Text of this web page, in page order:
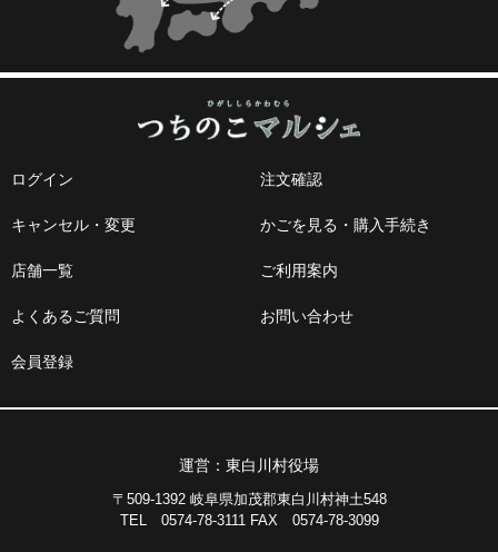
ログイン 注文確認
キャンセル・変更 かごを見る・購入手続き
店舗一覧 ご利用案内
よくあるご質問 お問い合わせ
会員登録
運営：東白川村役場
〒509-1392 岐阜県加茂郡東白川村神土548
TEL 0574-78-3111 FAX 0574-78-3099